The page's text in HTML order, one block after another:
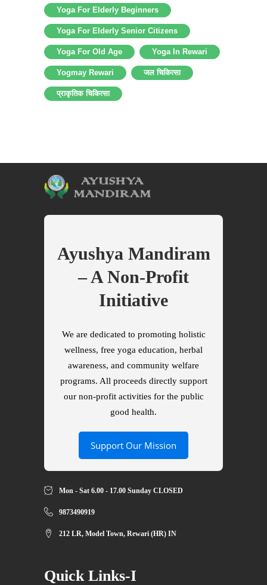
Yoga For Elderly Beginners
Yoga For Elderly Senior Citizens
Yoga For Old Age Yoga In Rewari
Yogmay Rewari जल चिकित्सा
प्राकृतिक चिकित्सा
Ayushya Mandiram
– A Non-Profit
Initiative
We are dedicated to promoting holistic
wellness, free yoga education, herbal
awareness, and community welfare
programs. All proceeds directly support
our non-profit activities for the public
good health.
Support Our Mission
Mon - Sat 6.00 - 17.00 Sunday CLOSED
9873490919
212 LR, Model Town, Rewari (HR) IN
Quick Links-I